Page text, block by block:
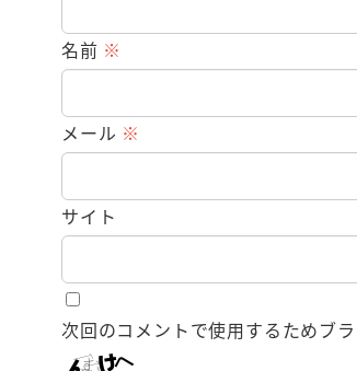
名前 ※
メール ※
サイト
次回のコメントで使用するためブ